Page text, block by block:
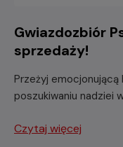
Gwiazdozbiór
sprzedaży!
Przeżyj
poszukiwaniu nadziei
Czytaj więcej